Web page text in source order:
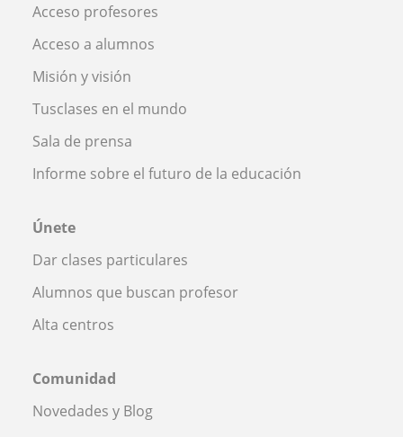
Acceso profesores
Acceso a alumnos
Misión y visión
Tusclases en el mundo
Sala de prensa
Informe sobre el futuro de la educación
Únete
Dar clases particulares
Alumnos que buscan profesor
Alta centros
Comunidad
Novedades y Blog